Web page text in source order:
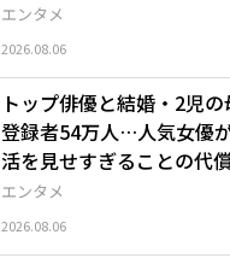
エンタメ
2026.08.06
エンタメ
トップ俳優と結婚・2児
登録者54万人…人気女優
活を見せすぎることの代償
2026.08.06